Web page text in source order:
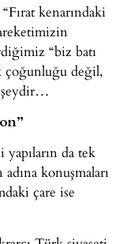
kenarındaki
“biz batı
çoğunluğu değil,
şeydir…
da tek
konuşmaları
çare ise